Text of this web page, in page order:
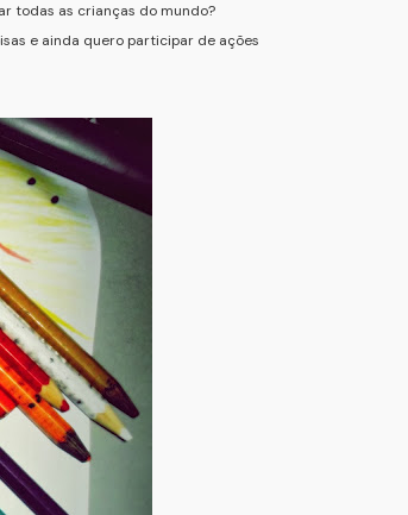
todas as crianças do mundo?
e ainda quero participar de ações